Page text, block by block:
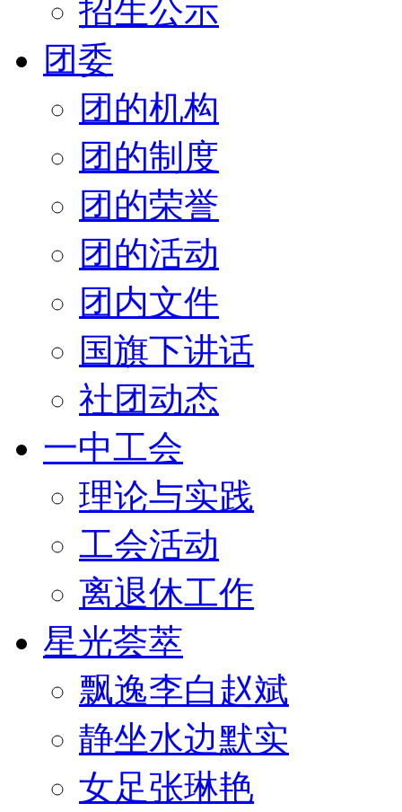
招生公示
团委
团的机构
团的制度
团的荣誉
团的活动
团内文件
国旗下讲话
社团动态
一中工会
理论与实践
工会活动
离退休工作
星光荟萃
飘逸李白赵斌
静坐水边默实
女足张琳艳